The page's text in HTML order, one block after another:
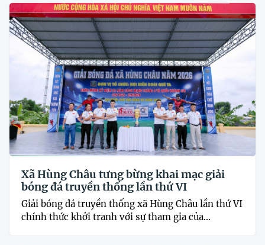
Xã Hùng Châu tưng bừng khai mạc giải
bóng đá truyền thống lần thứ VI
Giải bóng đá truyền thống xã Hùng Châu lần thứ VI
chính thức khởi tranh với sự tham gia của...